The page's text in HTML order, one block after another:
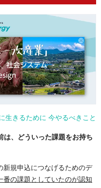
生きるために 今やるべきこと
は、どういった課題をお持ち
新規申込につなげるためのデ
番の課題としていたのが認知